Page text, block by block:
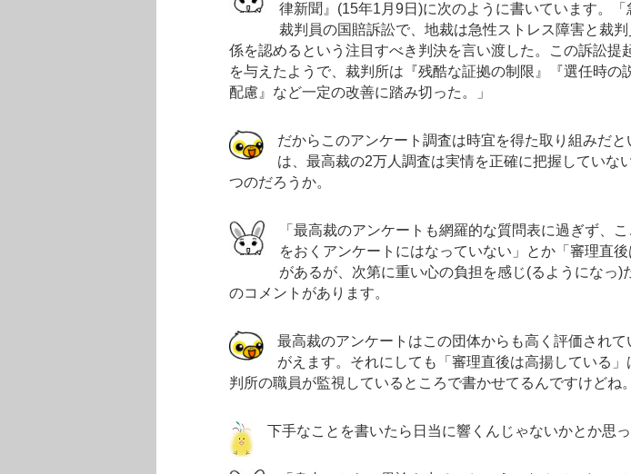
律新聞』(15年1月9日)に次のように書いています。
裁判員の国賠訴訟で、地裁は急性ストレス障害と裁
係を認めるという注目すべき判決を言い渡した。この訴訟提
を与えたようで、裁判所は『残酷な証拠の制限』『選任時の
配慮』など一定の改善に踏み切った。」
だからこのアンケート調査は時宜を得た取り組みだと
は、最高裁の2万人調査は実情を正確に把握していな
つのだろうか。
「最高裁のアンケートも網羅的な質問表に過ぎず、
をおくアンケートにはなっていない」とか「審理直
があるが、次第に重い心の負担を感じ(るようになっ)
のコメントがあります。
最高裁のアンケートはこの団体からも高く評価され
がえます。それにしても「審理直後は高揚している
判所の職員が監視しているところで書かせてるんですけどね。
下手なことを書いたら日当に響くんじゃないかとか思